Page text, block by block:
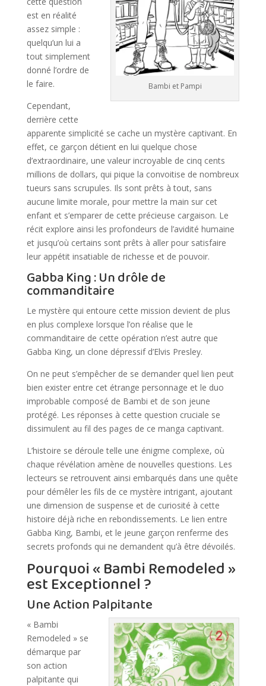
Bambi et Pampi
est en réalité
assez simple :
quelqu’un lui a
tout simplement
donné l’ordre de
le faire.
Cependant,
derrière cette
apparente simplicité se cache un mystère captivant. En
effet, ce garçon détient en lui quelque chose
d’extraordinaire, une valeur incroyable de cinq cents
millions de dollars, qui pique la convoitise de nombreux
tueurs sans scrupules. Ils sont prêts à tout, sans
aucune limite morale, pour mettre la main sur cet
enfant et s’emparer de cette précieuse cargaison. Le
récit explore ainsi les profondeurs de l’avidité humaine
et jusqu’où certains sont prêts à aller pour satisfaire
leur appétit insatiable de richesse et de pouvoir.
Gabba King : Un drôle de
commanditaire
Le mystère qui entoure cette mission devient de plus
en plus complexe lorsque l’on réalise que le
commanditaire de cette opération n’est autre que
Gabba King, un clone dépressif d’Elvis Presley.
On ne peut s’empêcher de se demander quel lien peut
bien exister entre cet étrange personnage et le duo
improbable composé de Bambi et de son jeune
protégé. Les réponses à cette question cruciale se
dissimulent au fil des pages de ce manga captivant.
L’histoire se déroule telle une énigme complexe, où
chaque révélation amène de nouvelles questions. Les
lecteurs se retrouvent ainsi embarqués dans une quête
pour démêler les fils de ce mystère intrigant, ajoutant
une dimension de suspense et de curiosité à cette
histoire déjà riche en rebondissements. Le lien entre
Gabba King, Bambi, et le jeune garçon renferme des
secrets profonds qui ne demandent qu’à être dévoilés.
Pourquoi « Bambi Remodeled »
est Exceptionnel ?
Une Action Palpitante
« Bambi
Remodeled » se
démarque par
son action
palpitante qui